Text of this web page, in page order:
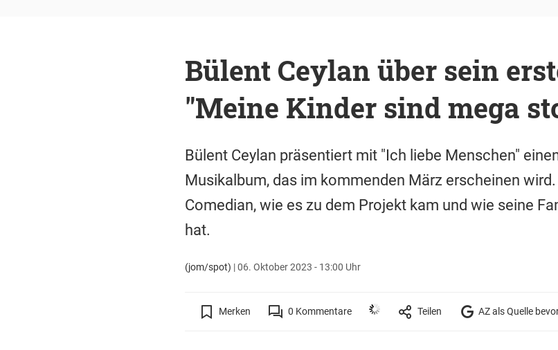
Bülent Ceylan über sein
"Meine Kinder sind mega
Bülent Ceylan präsentiert mit "Ich liebe Menschen"
Musikalbum, das im kommenden März erscheinen
Comedian, wie es zu dem Projekt kam und wie seine
hat.
(jom/spot) |06. Oktober 2023 - 13:00 Uhr
Merken 0 Kommentare Teilen AZ als Quelle